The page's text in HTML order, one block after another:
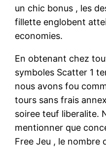
un chic bonus , les
fillette englobent
economies.
En obtenant chez
symboles Scatter 1
nous avons fou
tours sans frais
soiree teuf liberalite.
mentionner que
Free Jeu , le nombre